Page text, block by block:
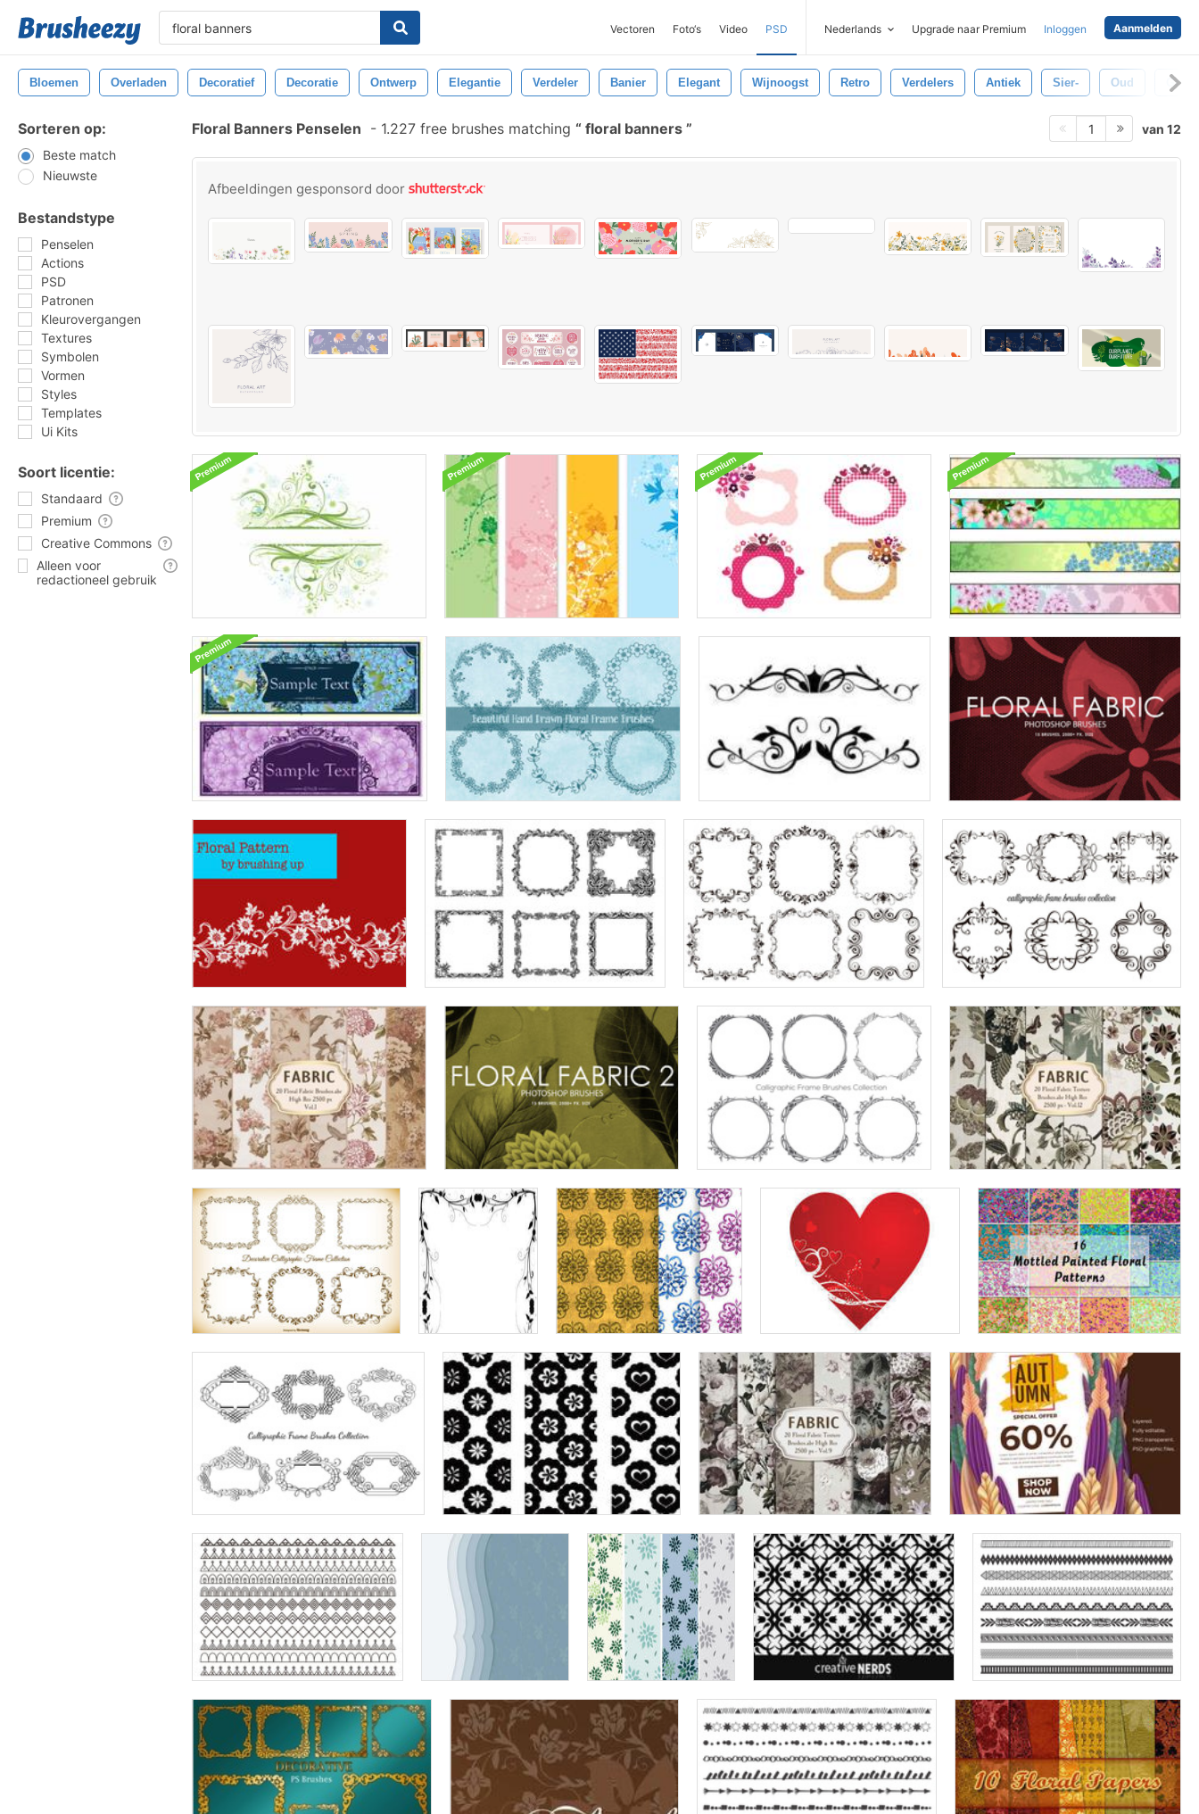
Vectoren Foto‘s Video PSD Nederlands Upgrade naar Premium Inloggen Aanmelden
Bloemen Overladen Decoratief Decoratie Ontwerp Elegantie Verdeler Banier Elegant Wijnoogst Retro Verdelers Antiek Sier- Oud Grens
Sorteren op:
Beste match
Nieuwste
Bestandstype
Penselen
Actions
PSD
Patronen
Kleurovergangen
Textures
Symbolen
Vormen
Styles
Templates
Ui Kits
Soort licentie:
Standaard
Premium
Creative Commons
Alleen voor
redactioneel gebruik
Floral Banners Penselen - 1.227 free brushes matching floral banners 1 van 12
Afbeeldingen gesponsord door